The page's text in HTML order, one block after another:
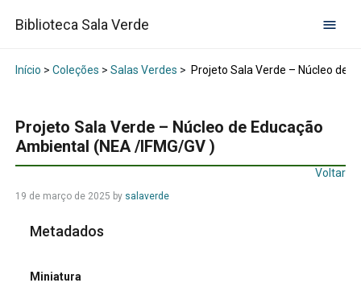
Biblioteca Sala Verde
Início > Coleções > Salas Verdes > Projeto Sala Verde – Núcleo de
Projeto Sala Verde – Núcleo de Educação
Ambiental (NEA /IFMG/GV )
Voltar
19 de março de 2025 by salaverde
Metadados
Miniatura